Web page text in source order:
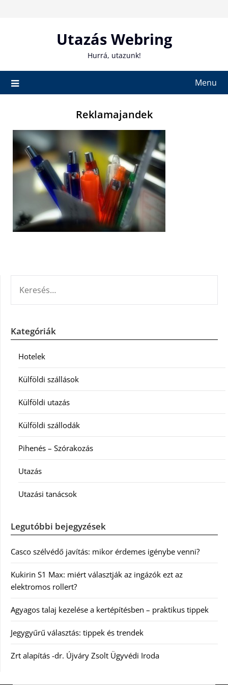
Utazás Webring
Hurrá, utazunk!
Menu
Reklamajandek
Kategóriák
Hotelek
Külföldi szállások
Külföldi utazás
Külföldi szállodák
Pihenés – Szórakozás
Utazás
Utazási tanácsok
Legutóbbi bejegyzések
Casco szélvédő javítás: mikor érdemes igénybe venni?
Kukirin S1 Max: miért választják az ingázók ezt az
elektromos rollert?
Agyagos talaj kezelése a kertépítésben – praktikus tippek
Jegygyűrű választás: tippek és trendek
Zrt alapítás -dr. Újváry Zsolt Ügyvédi Iroda